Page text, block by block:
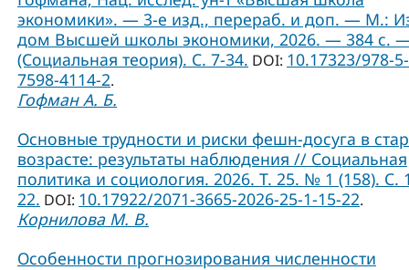
экономики». — 3-е изд., перераб. и доп. — М.:
дом Высшей школы экономики, 2026. — 384 с.
(Социальная теория). C. 7-34. DOI: 10.17323/978-5-
7598-4114-2.
Гофман А. Б.
Основные трудности и риски фешн-досуга в
возрасте: результаты наблюдения // Социальная
политика и социология. 2026. Т. 25. № 1 (158). С.
22. DOI: 10.17922/2071-3665-2026-25-1-15-22.
Корнилова М. В.
Особенности прогнозирования численности